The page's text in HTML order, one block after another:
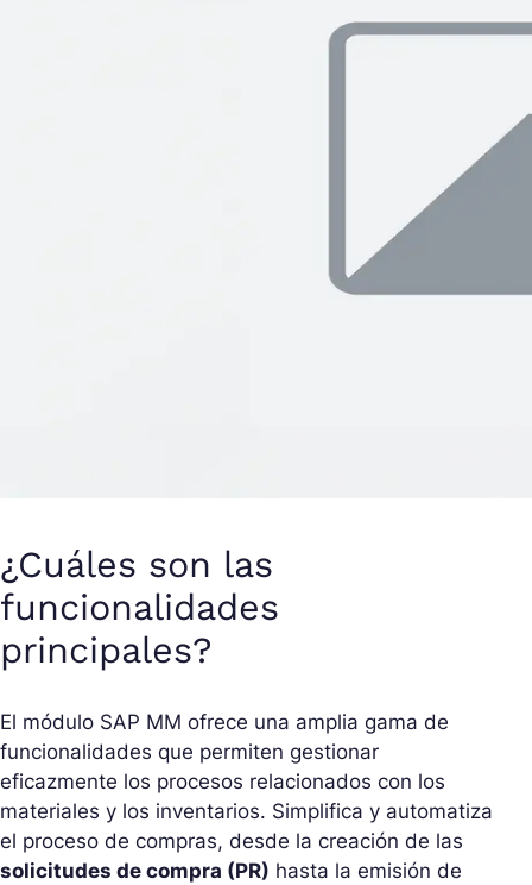
¿Cuáles son las
funcionalidades
principales?
El módulo SAP MM ofrece una amplia gama de
funcionalidades que permiten gestionar
eficazmente los procesos relacionados con los
materiales y los inventarios. Simplifica y automatiza
el proceso de compras, desde la creación de las
solicitudes de compra (PR) hasta la emisión de